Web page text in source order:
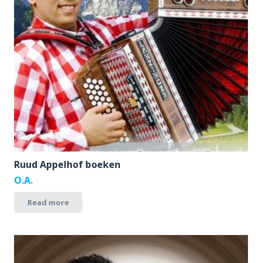
Ruud Appelhof boeken
O.A.
Read more